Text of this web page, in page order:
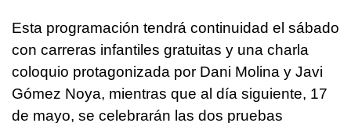
Esta programación tendrá continuidad el sábado
con carreras infantiles gratuitas y una charla
coloquio protagonizada por Dani Molina y Javi
Gómez Noya, mientras que al día siguiente, 17
de mayo, se celebrarán las dos pruebas